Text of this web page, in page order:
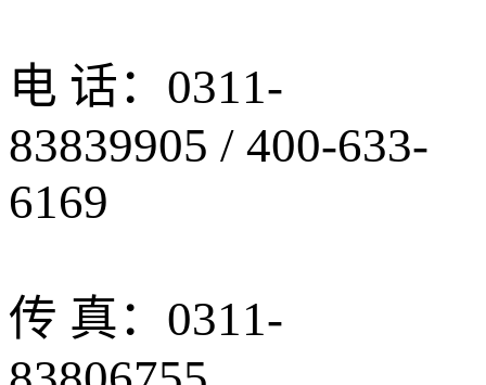
电 话：0311-
83839905 / 400-633-
6169
传 真：0311-